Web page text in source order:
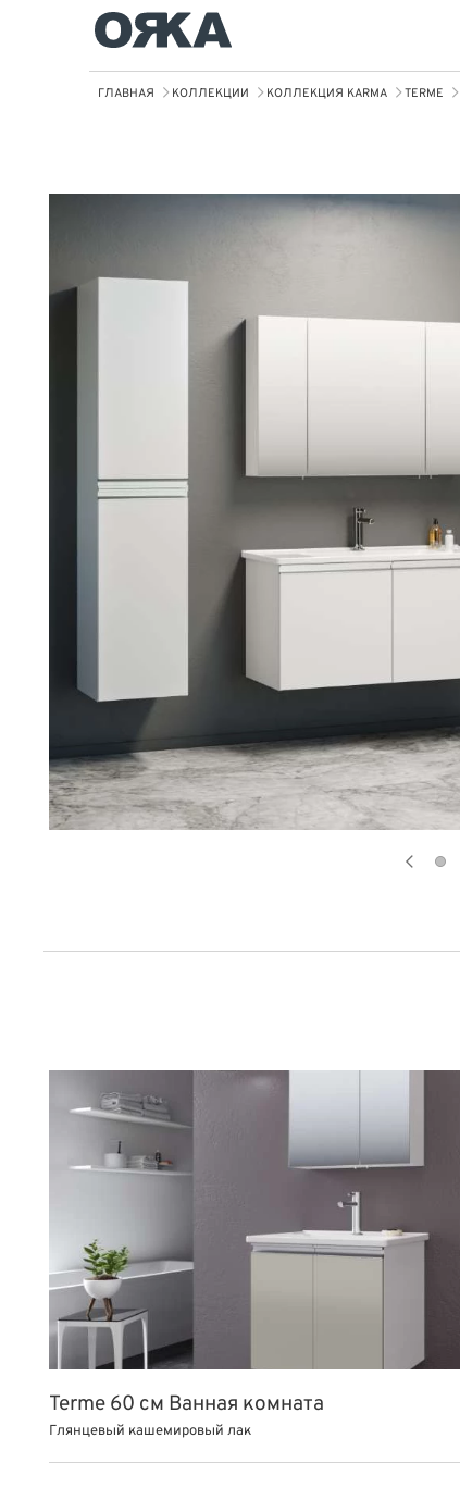
ГЛАВНАЯ КОЛЛЕКЦИИ КОЛЛЕКЦИЯ KARMA TERME
Terme 60 см Ванная комната
Глянцевый кашемировый лак